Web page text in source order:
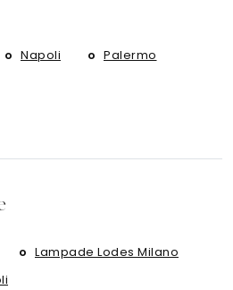
Napoli Palermo
Lampade Lodes Milano